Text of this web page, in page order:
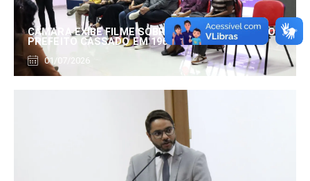
CÂMARA EXIBE FILME SOBRE EDUARDO SERRANO,
PREFEITO CASSADO EM 1960
01/07/2026